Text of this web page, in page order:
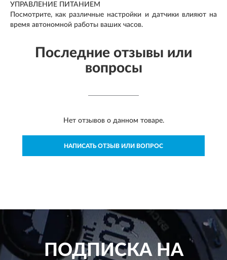
УПРАВЛЕНИЕ ПИТАНИЕМ
Посмотрите, как различные настройки и датчики влияют на
время автономной работы ваших часов.
Последние отзывы или
вопросы
Нет отзывов о данном товаре.
НАПИСАТЬ ОТЗЫВ ИЛИ ВОПРОС
ПОДПИСКА НА